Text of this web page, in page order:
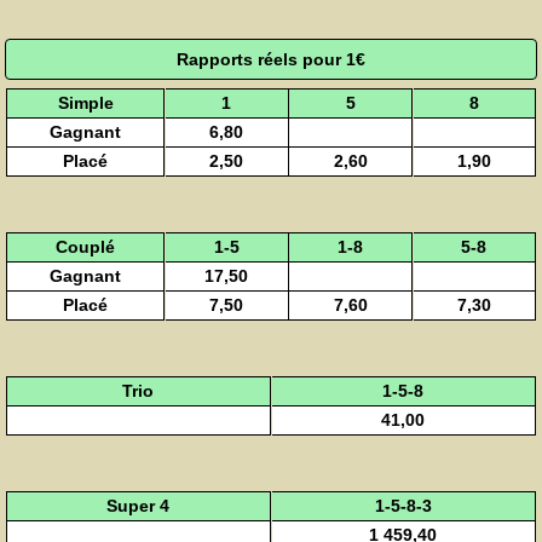
Rapports réels pour 1€
Simple 1 5
8
Gagnant
6,80
Placé
2,50 2,60 1,90
Couplé 1-5 1-8
5-8
Gagnant
17,50
Placé
7,50 7,60 7,30
Trio
1-5-8
41,00
Super 4
1-5-8-3
1 459,40